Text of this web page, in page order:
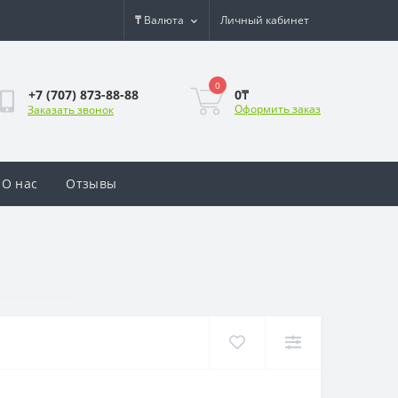
₸ Валюта Личный кабинет
+7 (707) 873-88-88
Заказать звонок
0
0₸
Оформить заказ
О нас Отзывы